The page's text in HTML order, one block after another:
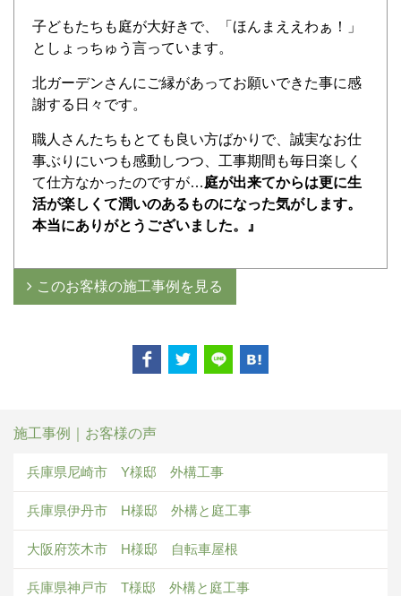
子どもたちも庭が大好きで、「ほんまええわぁ！」
としょっちゅう言っています。
北ガーデンさんにご縁があってお願いできた事に感
謝する日々です。
職人さんたちもとても良い方ばかりで、誠実なお仕
事ぶりにいつも感動しつつ、工事期間も毎日楽しく
て仕方なかったのですが…庭が出来てからは更に生
活が楽しくて潤いのあるものになった気がします。
本当にありがとうございました。』
このお客様の施工事例を見る
施工事例｜お客様の声
兵庫県尼崎市 Y様邸 外構工事
兵庫県伊丹市 H様邸 外構と庭工事
大阪府茨木市 H様邸 自転車屋根
兵庫県神戸市 T様邸 外構と庭工事